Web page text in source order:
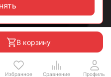
В корзину
Избранное Сравнение Профиль
Чат